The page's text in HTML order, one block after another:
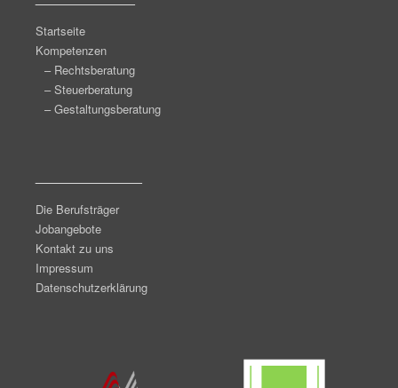
Startseite
Kompetenzen
– Rechtsberatung
– Steuerberatung
– Gestaltungsberatung
Die Berufsträger
Jobangebote
Kontakt zu uns
Impressum
Datenschutzerklärung